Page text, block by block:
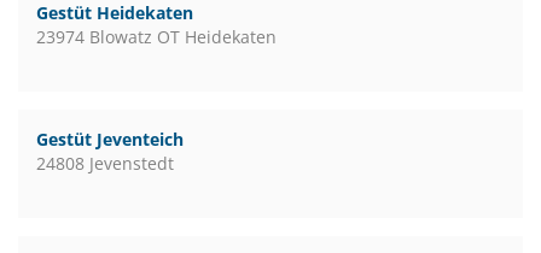
Gestüt Heidekaten
23974 Blowatz OT Heidekaten
Gestüt Jeventeich
24808 Jevenstedt